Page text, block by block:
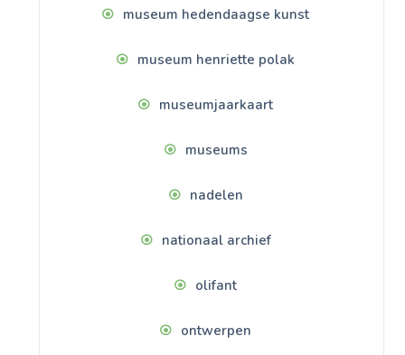
museum hedendaagse kunst
museum henriette polak
museumjaarkaart
museums
nadelen
nationaal archief
olifant
ontwerpen